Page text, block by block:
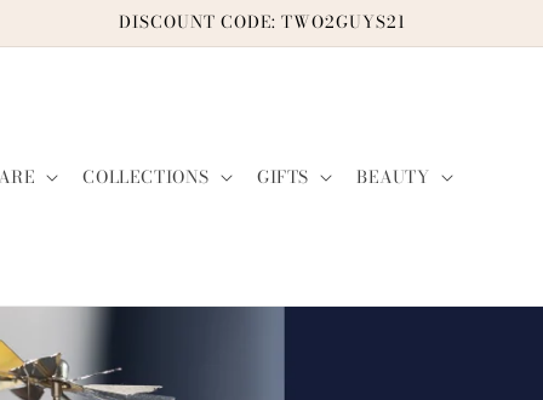
DISCOUNT CODE: TWO2GUYS21
COLLECTIONS GIFTS BEAUTY